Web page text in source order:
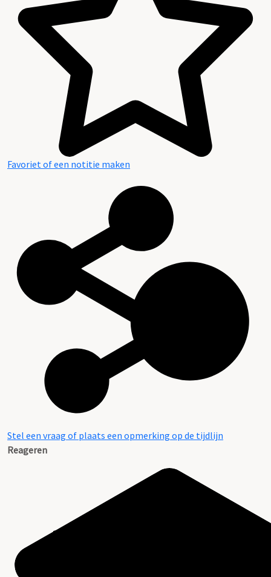
Favoriet of een notitie maken
Stel een vraag of plaats een opmerking op de tijdlijn
Reageren